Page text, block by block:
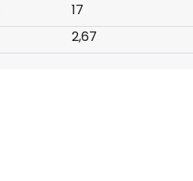
17
2,67